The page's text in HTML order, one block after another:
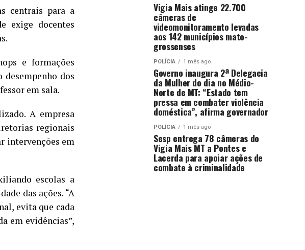
centrais para a
exige docentes
e formações
dos
em sala.
A empresa
regionais
intervenções em
escolas a
das ações. “A
evita que cada
em evidências”,
Vigia Mais atinge 22.700
câmeras de
videomonitoramento levadas
aos 142 municípios mato-
grossenses
POLÍCIA 1 mês ago
Governo inaugura 2ª Delegacia
da Mulher do dia no Médio-
Norte de MT: “Estado tem
pressa em combater violência
doméstica”, afirma governador
POLÍCIA 1 mês ago
Sesp entrega 78 câmeras do
Vigia Mais MT a Pontes e
Lacerda para apoiar ações de
combate à criminalidade